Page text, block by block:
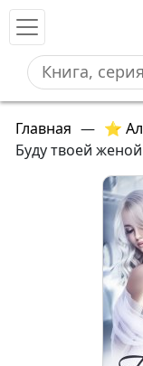
Главная — ⭐
Буду твоей женой